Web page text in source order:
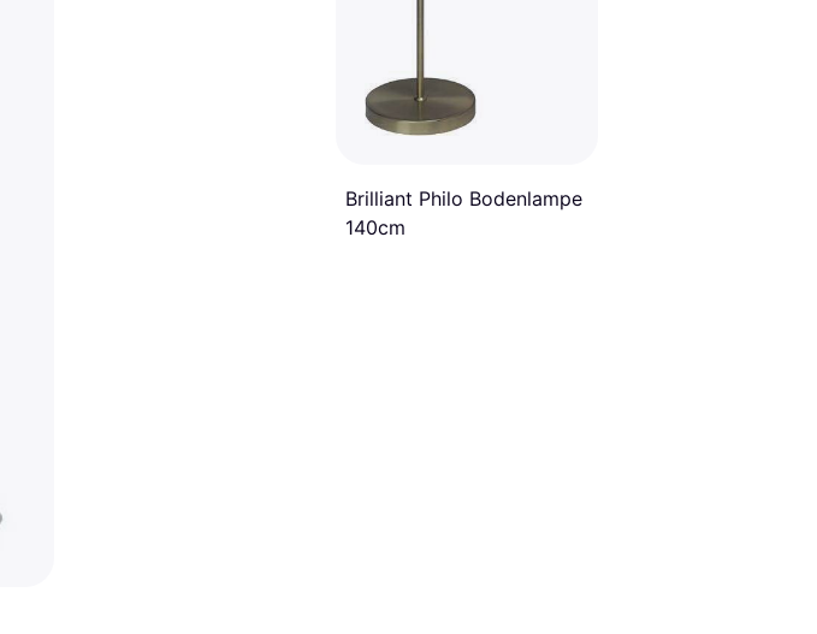
Brilliant Philo Bodenlampe
140cm